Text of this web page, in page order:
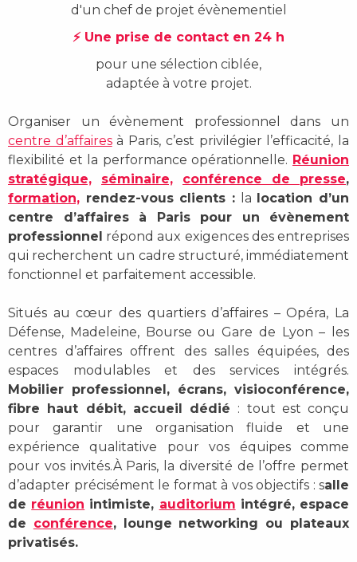
d'un chef de projet évènementiel
⚡ Une prise de contact en 24 h
pour une sélection ciblée,
adaptée à votre projet.
Organiser un évènement professionnel dans un
centre d’affairesà Paris, c’est privilégier l’efficacité, la
flexibilité et la performance opérationnelle. Réunion
stratégique,
séminaire, conférence de presse,
formation, rendez-vous clients : la location d’un
centre d’affaires à Paris pour un évènement
professionnel répond aux exigences des entreprises
qui recherchent un cadre structuré, immédiatement
fonctionnel et parfaitement accessible.
Situés au cœur des quartiers d’affaires – Opéra, La
Défense, Madeleine, Bourse ou Gare de Lyon – les
centres d’affaires offrent des salles équipées, des
espaces modulables et des services intégrés.
Mobilier professionnel, écrans, visioconférence,
fibre haut débit, accueil dédié : tout est conçu
pour garantir une organisation fluide et une
expérience qualitative pour vos équipes comme
pour vos invités.À Paris, la diversité de l’offre permet
d’adapter précisément le format à vos objectifs : salle
de réunion intimiste, auditorium intégré, espace
de conférence, lounge networking ou plateaux
privatisés.